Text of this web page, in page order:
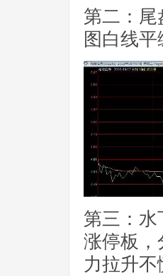
第二：
图白线
第三：
涨停板，
力拉升